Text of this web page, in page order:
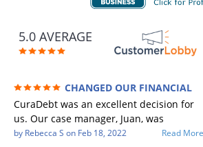
5.0 AVERAGE
CHANGED OUR FINANCIAL
FUTURE (credit 200 Points / 90 K in debt
GONE)
CuraDebt was an excellent decision for
us. Our case manager, Juan, was
incredible to work with. He and Julio
by Rebecca S on Feb 18, 2022 Read More